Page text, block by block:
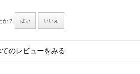
か？ はい いいえ
のレビューをみる